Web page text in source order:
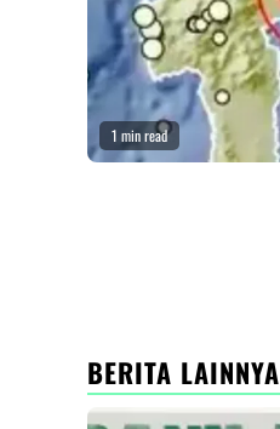
1 min read
BERITA LAINNYA